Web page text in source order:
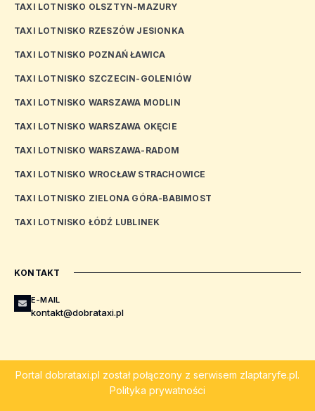
TAXI LOTNISKO OLSZTYN-MAZURY
TAXI LOTNISKO RZESZÓW JESIONKA
TAXI LOTNISKO POZNAŃ ŁAWICA
TAXI LOTNISKO SZCZECIN-GOLENIÓW
TAXI LOTNISKO WARSZAWA MODLIN
TAXI LOTNISKO WARSZAWA OKĘCIE
TAXI LOTNISKO WARSZAWA-RADOM
TAXI LOTNISKO WROCŁAW STRACHOWICE
TAXI LOTNISKO ZIELONA GÓRA-BABIMOST
TAXI LOTNISKO ŁÓDŹ LUBLINEK
KONTAKT
E-MAIL
kontakt@dobrataxi.pl
Portal dobrataxi.pl został połączony z serwisem zlaptaryfe.pl.
Polityka prywatności